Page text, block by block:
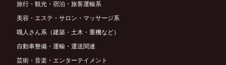
旅行・観光・宿泊・旅客運輸系
美容・エステ・サロン・マッサージ系
職人さん系（建築・土木・重機など）
自動車整備・運輸・運送関連
芸術・音楽・エンターテイメント